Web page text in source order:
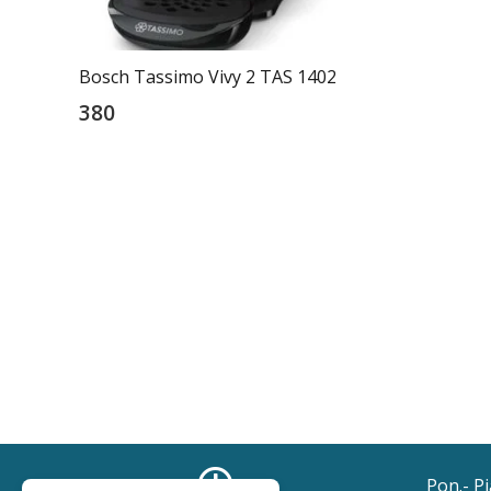
Bosch Tassimo Vivy 2 TAS 1402
380
Pon.-